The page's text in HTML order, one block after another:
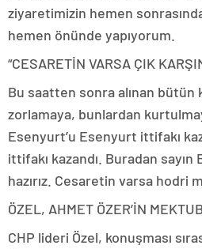
ziyaretimizin hemen
hemen önünde yapıyorum.
“CESARETİN VARSA ÇIK
Bu saatten sonra alınan
zorlamaya, bunlardan
Esenyurt’u Esenyurt ittifakı
ittifakı kazandı. Buradan sayın
hazırız. Cesaretin varsa hodri
ÖZEL, AHMET ÖZER’İN
CHP lideri Özel, konuşması